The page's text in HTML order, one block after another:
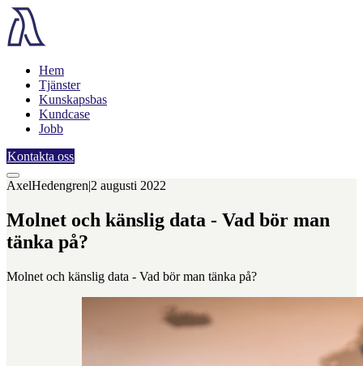
Hem
Tjänster
Kunskapsbas
Kundcase
Jobb
Kontakta oss
AxelHedengren|2 augusti 2022
Molnet och känslig data - Vad bör man
tänka på?
Molnet och känslig data - Vad bör man tänka på?